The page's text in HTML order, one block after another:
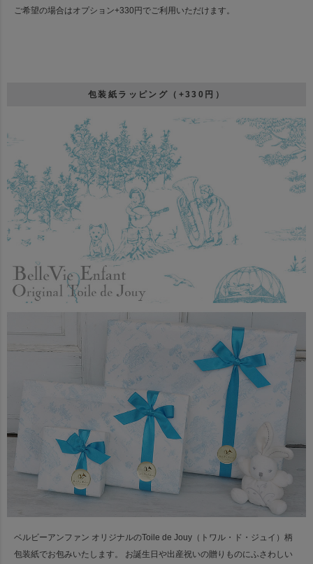
ご希望の場合はオプション+330円でご利用いただけます。
包装紙ラッピング（+330円）
ベルビーアンファン オリジナルのToile de Jouy（トワル・ド・ジュイ）柄
包装紙でお包みいたします。 お誕生日や出産祝いの贈りものにふさわしい